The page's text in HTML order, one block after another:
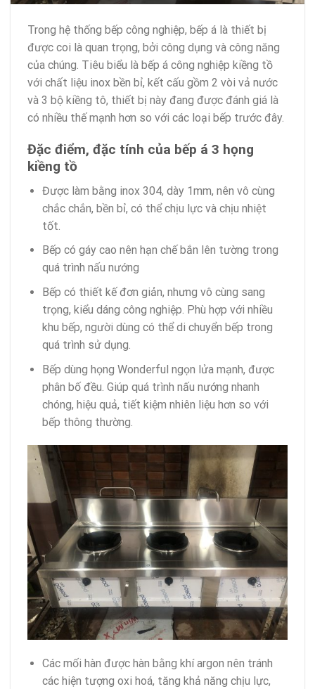
Trong hệ thống bếp công nghiệp, bếp á là thiết bị
được coi là quan trọng, bởi công dụng và công năng
của chúng. Tiêu biểu là bếp á công nghiệp kiềng tồ
với chất liệu inox bền bỉ, kết cấu gồm 2 vòi vả nước
và 3 bộ kiềng tô, thiết bị này đang được đánh giá là
có nhiều thế mạnh hơn so với các loại bếp trước đây.
Đặc điểm, đặc tính của bếp á 3 họng
kiềng tồ
Được làm bằng inox 304, dày 1mm, nên vô cùng
chắc chắn, bền bỉ, có thể chịu lực và chịu nhiệt
tốt.
Bếp có gáy cao nên hạn chế bắn lên tường trong
quá trình nấu nướng
Bếp có thiết kế đơn giản, nhưng vô cùng sang
trọng, kiểu dáng công nghiệp. Phù hợp với nhiều
khu bếp, người dùng có thể di chuyển bếp trong
quá trình sử dụng.
Bếp dùng họng Wonderful ngọn lửa mạnh, được
phân bố đều. Giúp quá trình nấu nướng nhanh
chóng, hiệu quả, tiết kiệm nhiên liệu hơn so với
bếp thông thường.
Các mối hàn được hàn bằng khí argon nên tránh
các hiện tượng oxi hoá, tăng khả năng chịu lực,